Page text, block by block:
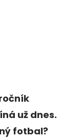
už dnes.
fotbal?